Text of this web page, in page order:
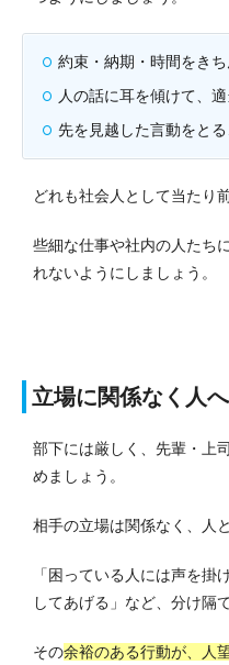
約束・納期・時間をき
人の話に耳を傾けて、
先を見越した言動をと
どれも社会人として当たり
些細な仕事や社内の人たち
れないようにしましょう。
立場に関係なく人
部下には厳しく、先輩・上
めましょう。
相手の立場は関係なく、人
「困っている人には声を掛
してあげる」など、分け隔
その余裕のある行動が、人